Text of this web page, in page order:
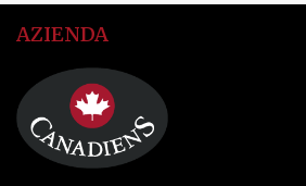
AZIENDA